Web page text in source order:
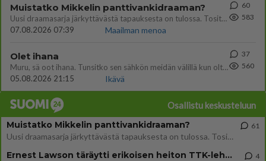
Muistatko Mikkelin panttivankidraaman?
Uusi draamasarja järkyttävästä tapauksesta on tulossa. Tositapahtumiin perustuva sarja ammentaa vuoden 1986 Mikkelin pan
07.08.2026 07:39
Maailman menoa
60
583
Olet ihana
Muru, sä oot ihana. Tunsitko sen sähkön meidän välillä kun oltiin ihan låhekkäin? 👩‍❤️‍👩❤️😼😘
05.08.2026 21:15
Ikävä
37
560
Osallistu keskusteluun
Muistatko Mikkelin panttivankidraaman?
Uusi draamasarja järkyttävästä tapauksesta on tulossa. Tositapahtumiin perustuva sarja ammentaa vuoden 1986 Mikkelin pan
61
Ernest Lawson täräytti erikoisen heiton TTK-lehdistötilaisuudessa: " Onko tässä tarkoituksena...?" 4